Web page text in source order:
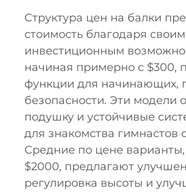
Структура цен на балки
стоимость благодаря
инвестиционным
начиная примерно с $300,
функции для начинающих,
безопасности. Эти
подушку и устойчивые
для знакомства
Средние по цене
$2000, предлагают
регулировка высоты и